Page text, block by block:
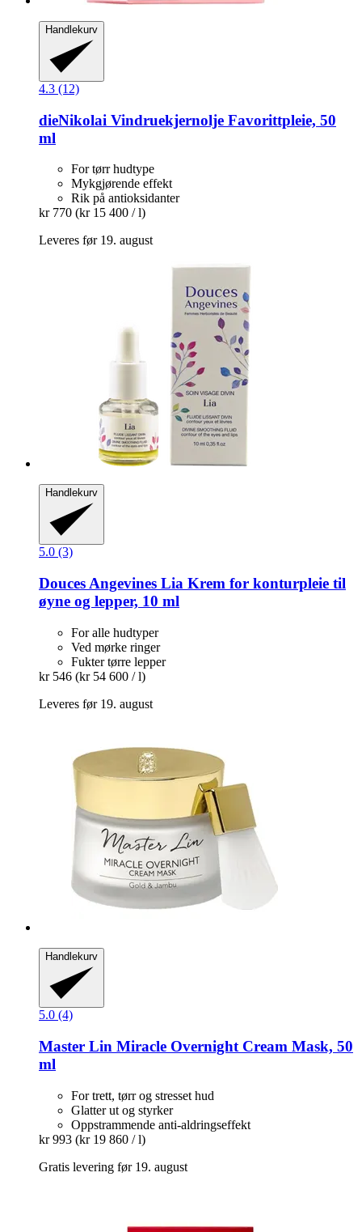
Handlekurv
4.3 (12)
dieNikolai Vindruekjernolje Favorittpleie, 50
ml
For tørr hudtype
Mykgjørende effekt
Rik på antioksidanter
kr 770 (kr 15 400 / l)
Leveres før 19. august
Handlekurv
5.0 (3)
Douces Angevines Lia Krem for konturpleie til
øyne og lepper, 10 ml
For alle hudtyper
Ved mørke ringer
Fukter tørre lepper
kr 546 (kr 54 600 / l)
Leveres før 19. august
Handlekurv
5.0 (4)
Master Lin Miracle Overnight Cream Mask, 50
ml
For trett, tørr og stresset hud
Glatter ut og styrker
Oppstrammende anti-aldringseffekt
kr 993 (kr 19 860 / l)
Gratis levering før 19. august